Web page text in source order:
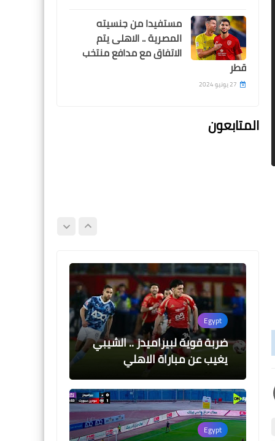
مستفيدا من جنسيته
المصرية .. الاهلى يتم
الاتفاق مع مدافع منتخب
قطر
27 يونيو 2024
المتابعون
Egypt
سير قوي لحارس الاهلي قبل
Egypt
ضربة قوية لبيراميدز .. الشيبي
يغيب عن مباراة الاهلي
Egypt